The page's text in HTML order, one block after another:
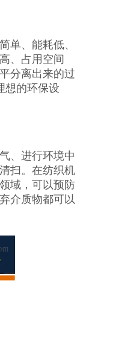
单、能耗低、
、占用空间
分离出来的过
想的环保设
、进行环境中
扫。在纺织机
域，可以预防
介质物都可以